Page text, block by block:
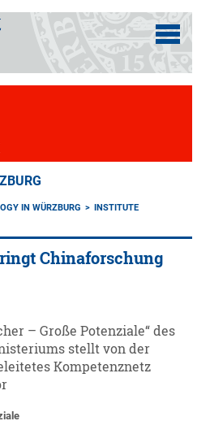
IN WÜRZBURG
INSTITUTE
Chinaforschung
– Große Potenziale“ des
stellt von der
Kompetenznetz